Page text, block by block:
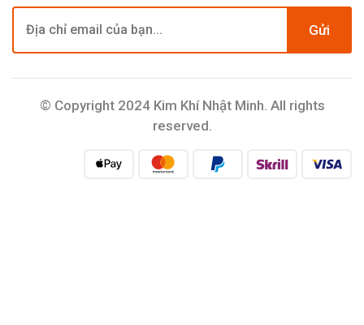
Gửi
© Copyright 2024 Kim Khí Nhật Minh. All rights
reserved.